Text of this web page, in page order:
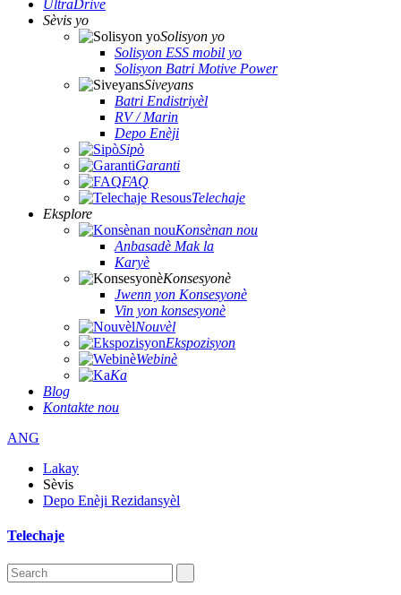
UltraDrive
Sèvis yo
Solisyon yo
Solisyon ESS mobil yo
Solisyon Batri Motive Power
Siveyans
Batri Endistriyèl
RV / Marin
Depo Enèji
Sipò
Garanti
FAQ
Telechaje
Eksplore
Konsènan nou
Anbasadè Mak la
Karyè
Konsesyonè
Jwenn yon Konsesyonè
Vin yon konsesyonè
Nouvèl
Ekspozisyon
Webinè
Ka
Blog
Kontakte nou
ANG
Lakay
Sèvis
Depo Enèji Rezidansyèl
Telechaje